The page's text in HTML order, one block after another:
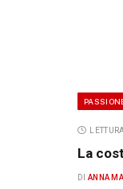
La
DI ANNA